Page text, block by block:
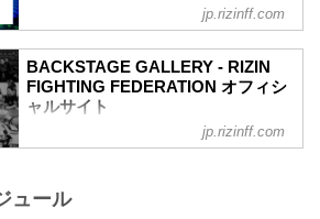
久絢太郎 vs. クレベル・コイケ
RIZIN MMAルール：5分 3R（66.0kg）
（LOSE）牛久絢太郎 vs. クレベル・コイ
2R 1分29秒 SUB（タップアウト：三角絞
第11試合 ／スダリオ剛 vs. ヤノス・チュ
jp.rizinff.com
BACKSTAGE GALLERY - RIZIN
FIGHTING FEDERATION オフィシ
ャルサイト
BACKSTAGE GALLERY の記事一覧 - 格
イジン ファイティング フェデレーショ
jp.rizinff.com
ュール